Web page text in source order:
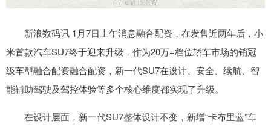
新浪数码讯 1月7日上午消息融合配资，在发售近两年后，小
米首款汽车SU7终于迎来升级，作为20万+档位轿车市场的销冠
级车型融合配资融合配资，新一代SU7在设计、安全、续航、智
能辅助驾驶及驾控体验等多个核心维度都实现了升级。
在设计层面，新一代SU7整体设计不变，新增“卡布里蓝”车